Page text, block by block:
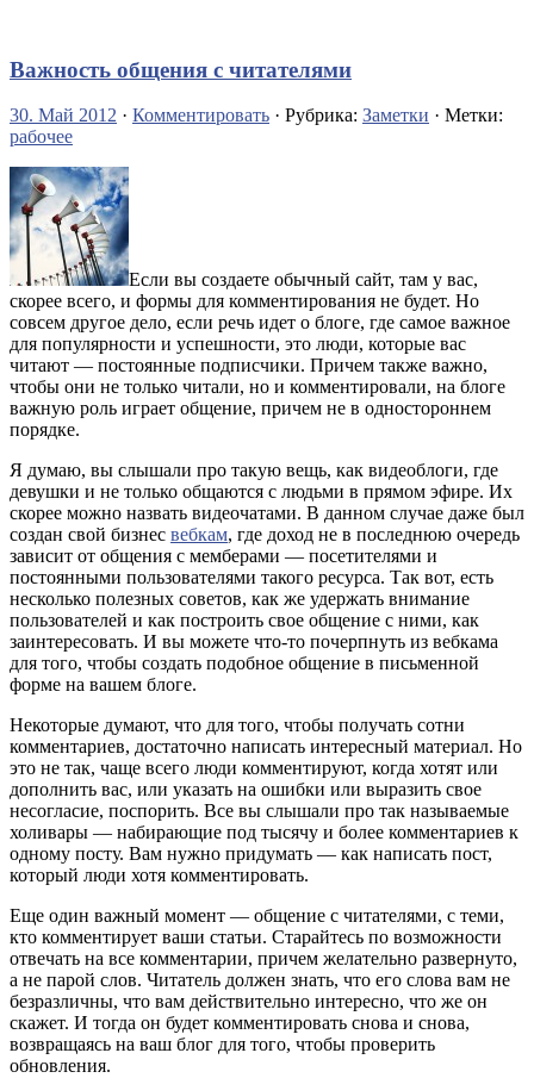
Важность общения с читателями
30. Май 2012 · Комментировать · Рубрика: Заметки · Метки:
рабочее
Если вы создаете обычный сайт, там у вас,
скорее всего, и формы для комментирования не будет. Но
совсем другое дело, если речь идет о блоге, где самое важное
для популярности и успешности, это люди, которые вас
читают — постоянные подписчики. Причем также важно,
чтобы они не только читали, но и комментировали, на блоге
важную роль играет общение, причем не в одностороннем
порядке.
Я думаю, вы слышали про такую вещь, как видеоблоги, где
девушки и не только общаются с людьми в прямом эфире. Их
скорее можно назвать видеочатами. В данном случае даже был
создан свой бизнес вебкам, где доход не в последнюю очередь
зависит от общения с мемберами — посетителями и
постоянными пользователями такого ресурса. Так вот, есть
несколько полезных советов, как же удержать внимание
пользователей и как построить свое общение с ними, как
заинтересовать. И вы можете что-то почерпнуть из вебкама
для того, чтобы создать подобное общение в письменной
форме на вашем блоге.
Некоторые думают, что для того, чтобы получать сотни
комментариев, достаточно написать интересный материал. Но
это не так, чаще всего люди комментируют, когда хотят или
дополнить вас, или указать на ошибки или выразить свое
несогласие, поспорить. Все вы слышали про так называемые
холивары — набирающие под тысячу и более комментариев к
одному посту. Вам нужно придумать — как написать пост,
который люди хотя комментировать.
Еще один важный момент — общение с читателями, с теми,
кто комментирует ваши статьи. Старайтесь по возможности
отвечать на все комментарии, причем желательно развернуто,
а не парой слов. Читатель должен знать, что его слова вам не
безразличны, что вам действительно интересно, что же он
скажет. И тогда он будет комментировать снова и снова,
возвращаясь на ваш блог для того, чтобы проверить
обновления.